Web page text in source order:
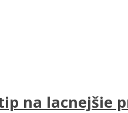
na lacnejšie